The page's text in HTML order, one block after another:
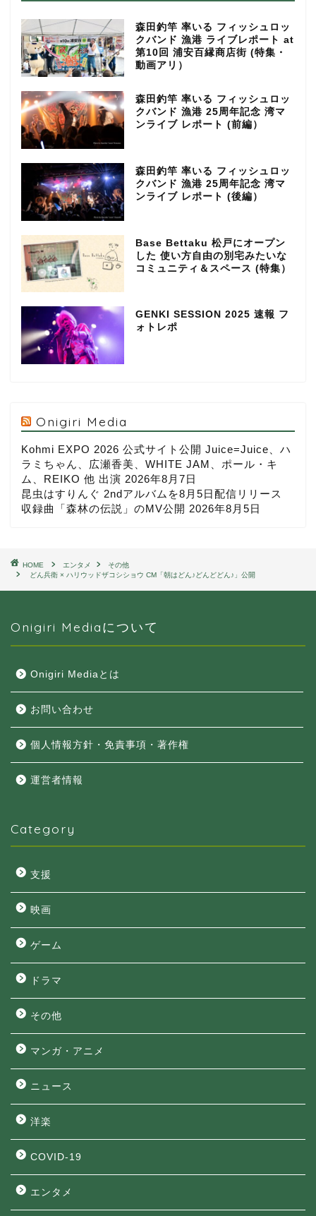
森田釣竿 率いる フィッシュロッ
クバンド 漁港 ライブレポート at
第10回 浦安百縁商店街 (特集・
動画アリ）
森田釣竿 率いる フィッシュロッ
クバンド 漁港 25周年記念 湾マ
ンライブ レポート (前編）
森田釣竿 率いる フィッシュロッ
クバンド 漁港 25周年記念 湾マ
ンライブ レポート (後編）
Base Bettaku 松戸にオープン
した 使い方自由の別宅みたいな
コミュニティ＆スペース (特集）
GENKI SESSION 2025 速報 フ
ォトレポ
Onigiri Media
Kohmi EXPO 2026 公式サイト公開 Juice=Juice、ハ
ラミちゃん、広瀬香美、WHITE JAM、ポール・キ
ム、REIKO 他 出演 2026年8月7日
昆虫はすりんぐ 2ndアルバムを8月5日配信リリース
収録曲「森林の伝説」のMV公開 2026年8月5日
HOME エンタメ
その他
どん兵衛 × ハリウッドザコシショウ CM「朝はどん♪どんどどん♪」公開
Onigiri Mediaについて
Onigiri Mediaとは
お問い合わせ
個人情報方針・免責事項・著作権
運営者情報
Category
支援
映画
ゲーム
ドラマ
その他
マンガ・アニメ
ニュース
洋楽
COVID-19
エンタメ